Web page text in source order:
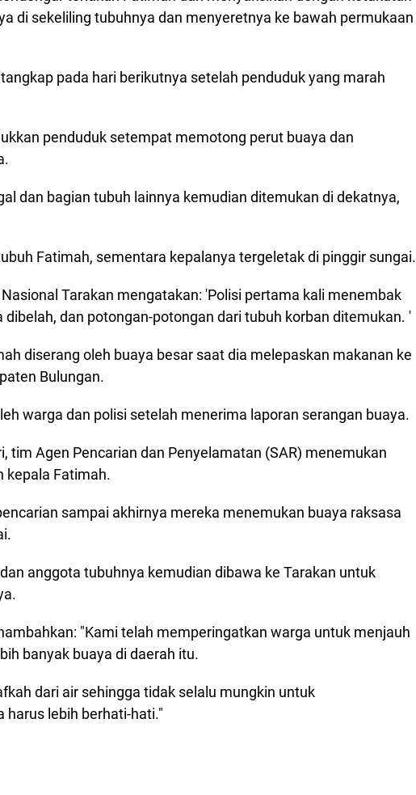
di sekeliling tubuhnya dan menyeretnya ke bawah permukaan
pada hari berikutnya setelah penduduk yang marah
penduduk setempat memotong perut buaya dan
dan bagian tubuh lainnya kemudian ditemukan di dekatnya,
Fatimah, sementara kepalanya tergeletak di pinggir sungai.
Tarakan mengatakan: 'Polisi pertama kali menembak
dibelah, dan potongan-potongan dari tubuh korban ditemukan. '
diserang oleh buaya besar saat dia melepaskan makanan ke
Bulungan.
warga dan polisi setelah menerima laporan serangan buaya.
tim Agen Pencarian dan Penyelamatan (SAR) menemukan
kepala Fatimah.
sampai akhirnya mereka menemukan buaya raksasa
anggota tubuhnya kemudian dibawa ke Tarakan untuk
"Kami telah memperingatkan warga untuk menjauh
banyak buaya di daerah itu.
dari air sehingga tidak selalu mungkin untuk
harus lebih berhati-hati."